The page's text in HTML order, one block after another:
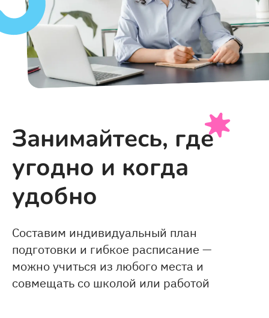
Занимайтесь, где
угодно и когда
удобно
Составим индивидуальный план
подготовки и гибкое расписание —
можно учиться из любого места и
совмещать со школой или работой